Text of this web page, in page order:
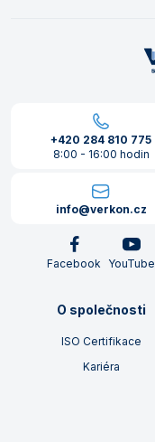
+420 284 810 775
8:00 - 16:00 hodin
info@verkon.cz
Facebook YouTube
O společnosti
ISO Certifikace
Kariéra